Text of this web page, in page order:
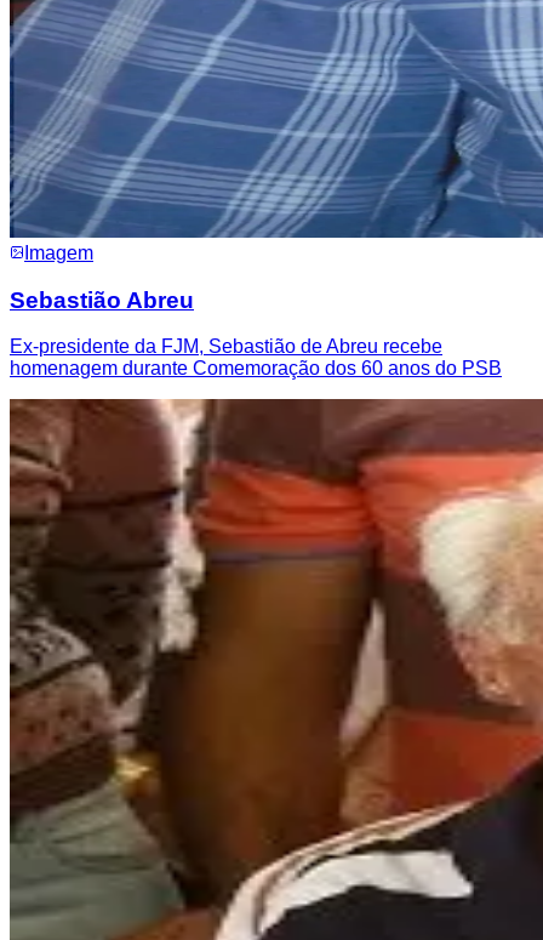
Imagem
Sebastião Abreu
Ex-presidente da FJM, Sebastião de Abreu recebe
homenagem durante Comemoração dos 60 anos do PSB